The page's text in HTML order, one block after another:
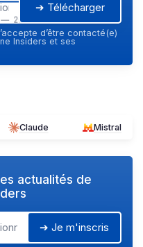
2026
➔ Télécharger
d’être contacté(e)
Insiders et ses
Claude Mistral
actualités de
➔ Je m'inscris